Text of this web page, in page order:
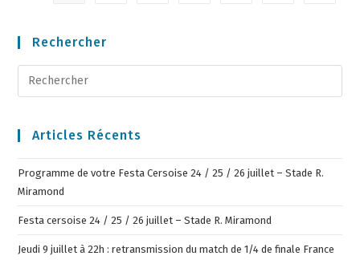
Rechercher
Articles Récents
Programme de votre Festa Cersoise 24 / 25 / 26 juillet – Stade R.
Miramond
Festa cersoise 24 / 25 / 26 juillet – Stade R. Miramond
Jeudi 9 juillet à 22h : retransmission du match de 1/4 de finale France